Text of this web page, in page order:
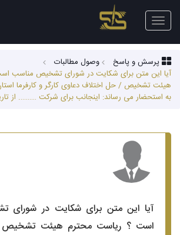
Toggle
navigation
پرسش و پاسخ
وصول مطالبات
آیا این متن برای شکایت در شورای تشخیص مناسب
هیئت تشخیص / حل اختلاف دعاوی کارگر و کارفرما
به استحضار می رساند: اینجانب برای شرکت ………. از
آیا این متن برای شکایت در
است ؟ ریاست محترم هیئت